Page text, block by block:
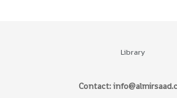
Library
Contact: